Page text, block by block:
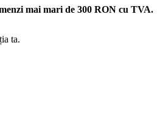
mai mari de 300 RON cu TVA.
ta.